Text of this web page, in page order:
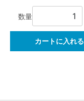
数量
カートに入れる